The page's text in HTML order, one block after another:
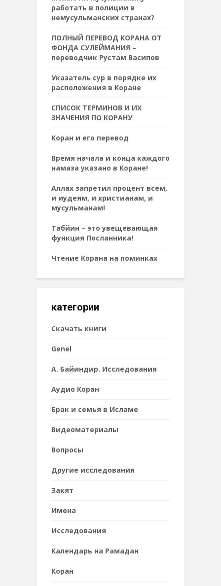
работать в полиции в
немусульманских странах?
ПОЛНЫЙ ПЕРЕВОД КОРАНА ОТ
ФОНДА СУЛЕЙМАНИЯ –
переводчик Рустам Васипов
Указатель сур в порядке их
расположения в Коране
СПИСОК ТЕРМИНОВ И ИХ
ЗНАЧЕНИЯ ПО КОРАНУ
Коран и его перевод
Время начала и конца каждого
намаза указано в Коране!
Аллах запретил процент всем,
и иудеям, и христианам, и
мусульманам!
Табйин – это увещевающая
функция Посланника!
Чтение Корана на поминках
категории
Cкачать книги
Genel
А. Байиндир. Исследования
Аудио Коран
Брак и семья в Исламе
Видеоматериалы
Вопросы
Другие исследования
Закят
Имена
Исследования
Календарь на Рамадан
Коран